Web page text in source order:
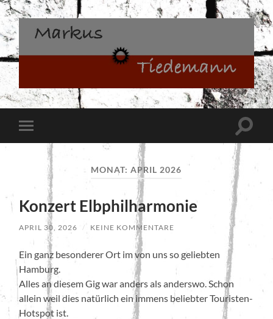
Markus
Tiedemann
Mobile-
Menü
ein-/ausblenden
MONAT:APRIL 2026
Konzert Elbphilharmonie
APRIL 30, 2026 / KEINE KOMMENTARE
Ein ganz besonderer Ort im von uns so geliebten
Hamburg.
Alles an diesem Gig war anders als anderswo. Schon
allein weil dies natürlich ein immens beliebter Touristen-
Hotspot ist.